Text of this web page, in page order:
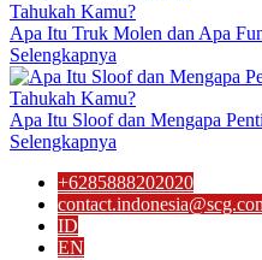
Tahukah Kamu?
Apa Itu Truk Molen dan Apa
Selengkapnya
Tahukah Kamu?
Apa Itu Sloof dan Mengapa
Selengkapnya
+6285888202020
ID
EN